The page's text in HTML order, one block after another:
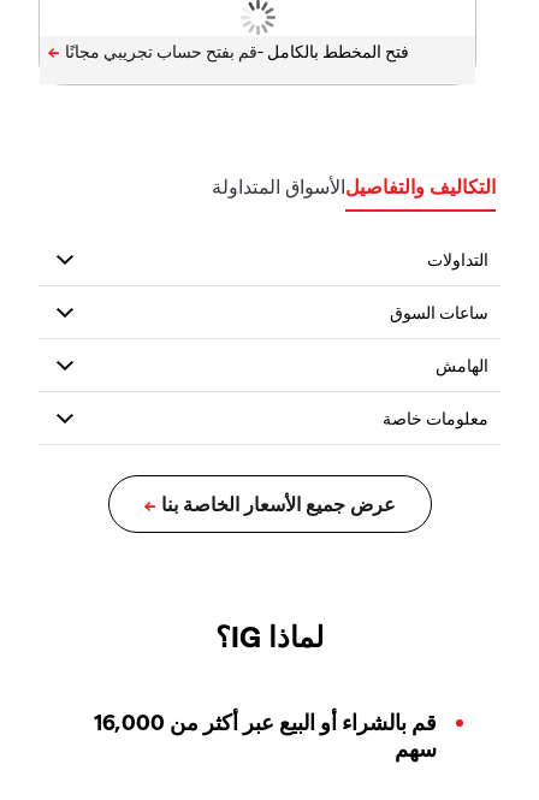
فتح المخطط بالكامل -
التكاليف والتفاصيلالأسواق المتداولة
لماذا IG؟
قم بالشراء أو البيع عبر أكثر من 16,000
سهم